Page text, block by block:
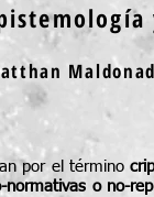
por el término
normativas o no-